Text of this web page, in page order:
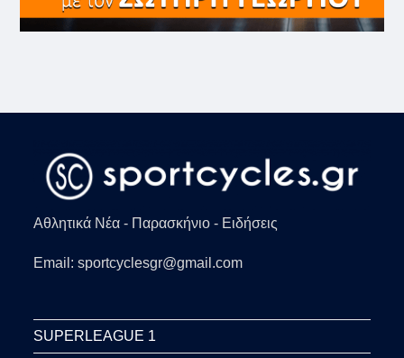
Αθλητικά Νέα - Παρασκήνιο - Ειδήσεις
Email: sportcyclesgr@gmail.com
SUPERLEAGUE 1